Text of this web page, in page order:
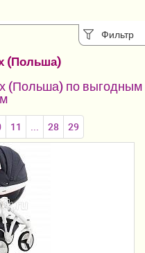
Фильтр
(Польша)
(Польша) по выгодным
11 ... 28 29